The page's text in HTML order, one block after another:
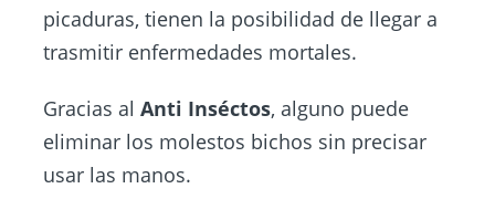
picaduras, tienen la posibilidad de llegar a
trasmitir enfermedades mortales.
Gracias al Anti Inséctos, alguno puede
eliminar los molestos bichos sin precisar
usar las manos.